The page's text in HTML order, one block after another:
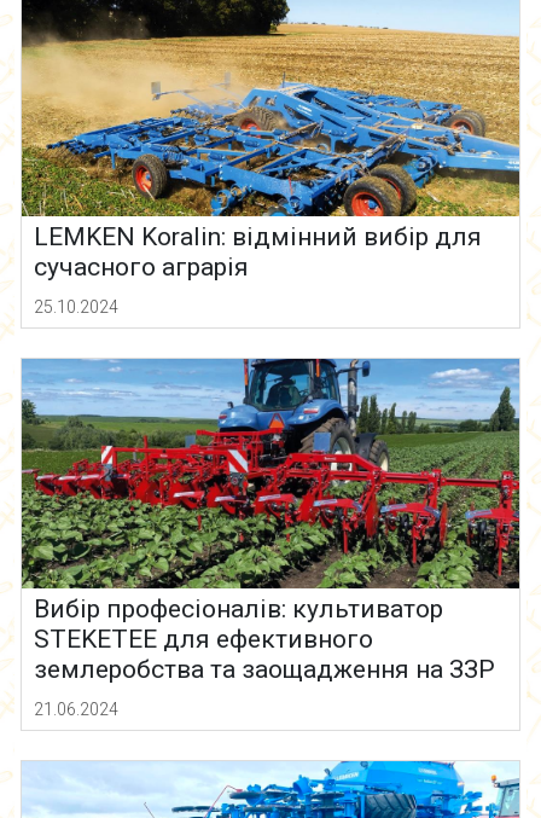
LEMKEN Koralin: відмінний вибір для
сучасного аграрія
25.10.2024
Вибір професіоналів: культиватор
STEKETEE для ефективного
землеробства та заощадження на ЗЗР
21.06.2024